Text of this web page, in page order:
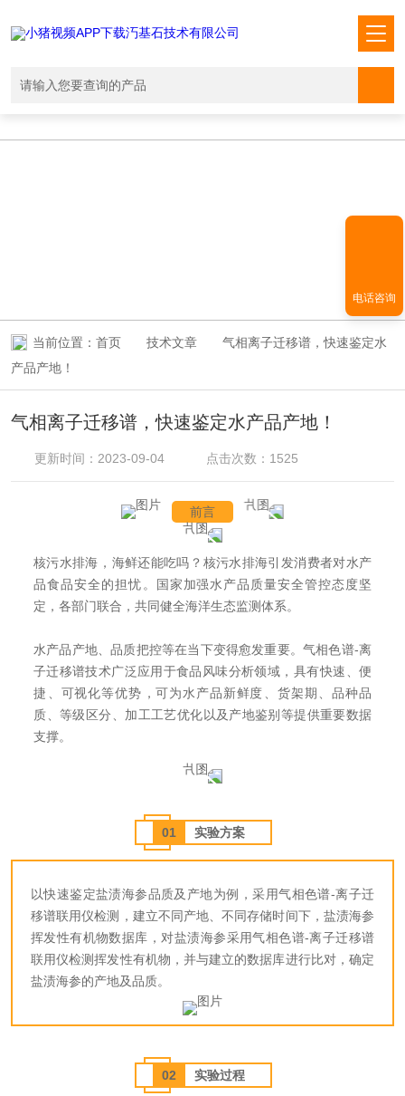
当前位置： 首页 技术文章
气相离子迁移谱，快速鉴定水
产品产地！
气相离子迁移谱，快速鉴定水产品产地！
更新时间：2023-09-04 点击次数：1525
前言
核污水排海，海鲜还能吃吗？核污水排海引发消费者对水产
品食品安全的担忧。国家加强水产品质量安全管控态度坚
定，各部门联合，共同健全海洋生态监测体系。
水产品产地、品质把控等在当下变得愈发重要。气相色谱-离
子迁移谱技术广泛应用于食品风味分析领域，具有快速、便
捷、可视化等优势，可为水产品新鲜度、货架期、品种品
质、等级区分、加工工艺优化以及产地鉴别等提供重要数据
支撑。
01 实验方案
以快速鉴定盐渍海参品质及产地为例，采用气相色谱-离子迁
移谱联用仪检测，建立不同产地、不同存储时间下，盐渍海参
挥发性有机物数据库，对盐渍海参采用气相色谱-离子迁移谱
联用仪检测挥发性有机物，并与建立的数据库进行比对，确定
盐渍海参的产地及品质。
02 实验过程
电话咨询